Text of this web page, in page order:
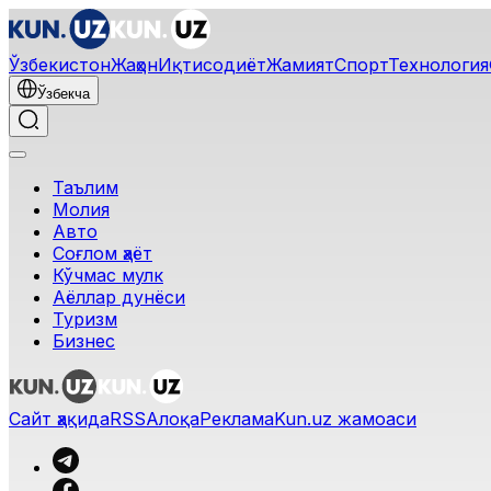
ЎзбекистонЖаҳонИқтисодиётЖамиятСпортТехнология
Ўзбекча
Таълим
Молия
Авто
Соғлом ҳаёт
Кўчмас мулк
Аёллар дунёси
Туризм
Бизнес
Сайт ҳақидаRSSАлоқаРекламаKun.uz жамоаси